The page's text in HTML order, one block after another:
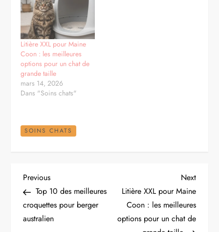
Litière XXL pour Maine
Coon : les meilleures
options pour un chat de
grande taille
mars 14, 2026
Dans "Soins chats"
SOINS CHATS
N
a
Previous
Post
Previous
Top 10 des meilleures
croquettes pour berger
australien
Next
Post
Next
Litière XXL pour Maine
Coon : les meilleures
options pour un chat de